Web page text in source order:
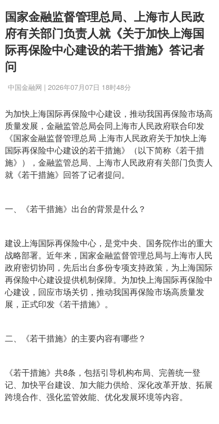
国家金融监督管理总局、上海市人民政
府有关部门负责人就《关于加快上海国
际再保险中心建设的若干措施》答记者
问
中国金融网 | 2026年07月07日 18时48分
为加快上海国际再保险中心建设，推动我国再保险市场高
质量发展，金融监管总局会同上海市人民政府联合印发
《国家金融监督管理总局 上海市人民政府关于加快上海
国际再保险中心建设的若干措施》（以下简称《若干措
施》），金融监管总局、上海市人民政府有关部门负责人
就《若干措施》回答了记者提问。
一、《若干措施》出台的背景是什么？
建设上海国际再保险中心，是党中央、国务院作出的重大
战略部署。近年来，国家金融监督管理总局与上海市人民
政府密切协同，先后出台多份专项支持政策，为上海国际
再保险中心建设提供机制保障。为加快上海国际再保险中
心建设，回应市场关切，推动我国再保险市场高质量发
展，正式印发《若干措施》。
二、《若干措施》的主要内容有哪些？
《若干措施》共8条，包括引导机构布局、完善统一登
记、加快平台建设、加大能力供给、深化改革开放、拓展
跨境合作、强化监管效能、优化发展环境等内容。